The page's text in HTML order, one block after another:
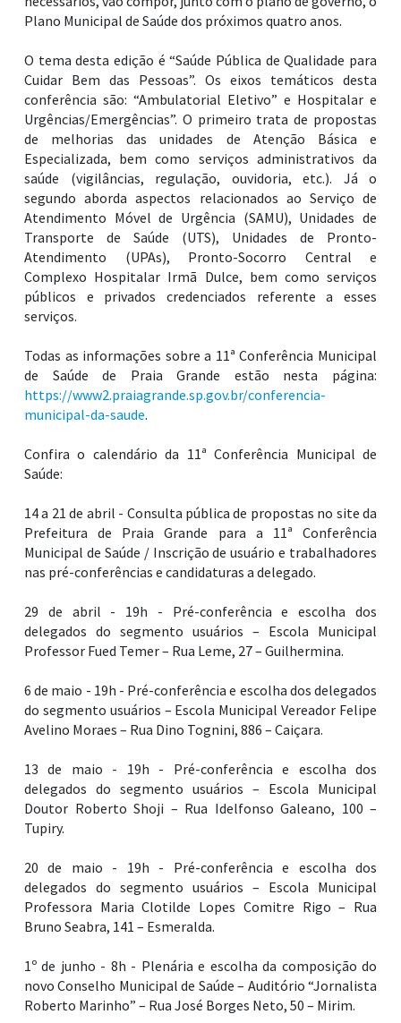
Plano Municipal de Saúde dos próximos quatro anos.
O tema desta edição é “Saúde Pública de Qualidade para
Cuidar Bem das Pessoas”. Os eixos temáticos desta
conferência são: “Ambulatorial Eletivo” e Hospitalar e
Urgências/Emergências”. O primeiro trata de propostas
de melhorias das unidades de Atenção Básica e
Especializada, bem como serviços administrativos da
saúde (vigilâncias, regulação, ouvidoria, etc.). Já o
segundo aborda aspectos relacionados ao Serviço de
Atendimento Móvel de Urgência (SAMU), Unidades de
Transporte de Saúde (UTS), Unidades de Pronto-
Atendimento (UPAs), Pronto-Socorro Central e
Complexo Hospitalar Irmã Dulce, bem como serviços
públicos e privados credenciados referente a esses
serviços.
Todas as informações sobre a 11ª Conferência Municipal
de Saúde de Praia Grande estão nesta página:
https://www2.praiagrande.sp.gov.br/conferencia-
municipal-da-saude.
Confira o calendário da 11ª Conferência Municipal de
Saúde:
14 a 21 de abril - Consulta pública de propostas no site da
Prefeitura de Praia Grande para a 11ª Conferência
Municipal de Saúde / Inscrição de usuário e trabalhadores
nas pré-conferências e candidaturas a delegado.
29 de abril - 19h - Pré-conferência e escolha dos
delegados do segmento usuários – Escola Municipal
Professor Fued Temer – Rua Leme, 27 – Guilhermina.
6 de maio - 19h - Pré-conferência e escolha dos delegados
do segmento usuários – Escola Municipal Vereador Felipe
Avelino Moraes – Rua Dino Tognini, 886 – Caiçara.
13 de maio - 19h - Pré-conferência e escolha dos
delegados do segmento usuários – Escola Municipal
Doutor Roberto Shoji – Rua Idelfonso Galeano, 100 –
Tupiry.
20 de maio - 19h - Pré-conferência e escolha dos
delegados do segmento usuários – Escola Municipal
Professora Maria Clotilde Lopes Comitre Rigo – Rua
Bruno Seabra, 141 – Esmeralda.
1º de junho - 8h - Plenária e escolha da composição do
novo Conselho Municipal de Saúde – Auditório “Jornalista
Roberto Marinho” – Rua José Borges Neto, 50 – Mirim.